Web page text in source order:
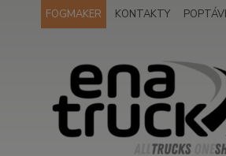
FOGMAKER KONTAKTY